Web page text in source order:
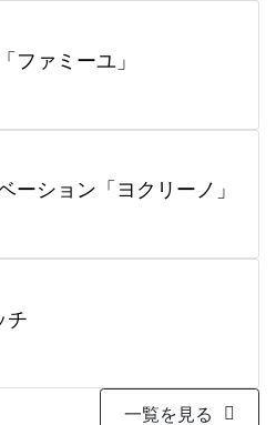
ファミーユ」
ーション「ヨクリーノ」
チ
一覧を見る